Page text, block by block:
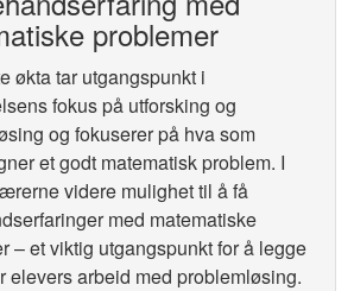
problemer
økta tar utgangspunkt i
fokus på utforsking og
og fokuserer på hva som
et godt matematisk problem. I
videre mulighet til å få
med matematiske
– et viktig utgangspunkt for å legge
elevers arbeid med problemløsing.